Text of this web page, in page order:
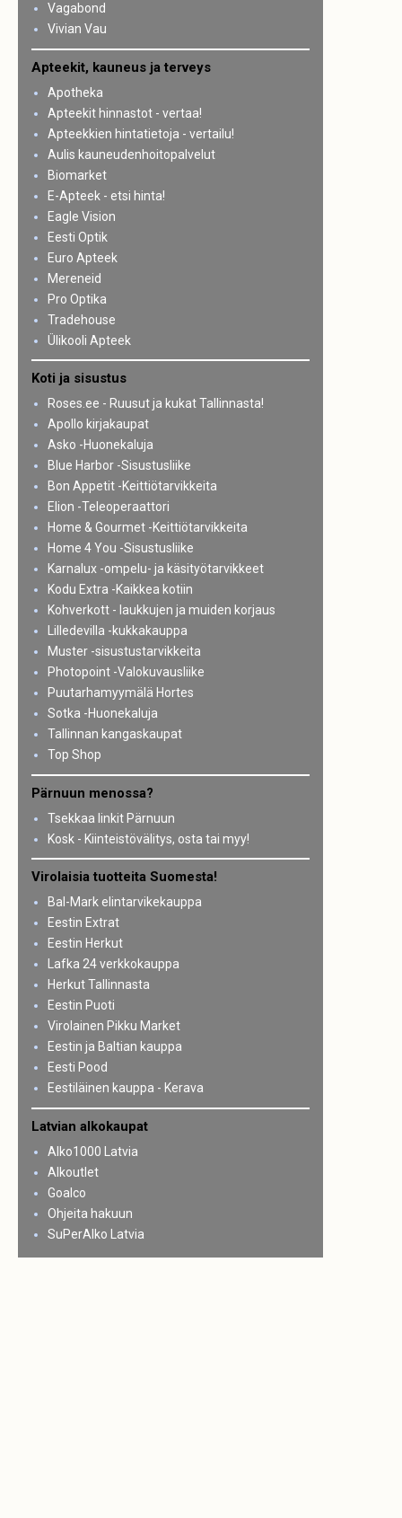
Vagabond
Vivian Vau
Apteekit, kauneus ja terveys
Apotheka
Apteekit hinnastot - vertaa!
Apteekkien hintatietoja - vertailu!
Aulis kauneudenhoitopalvelut
Biomarket
E-Apteek - etsi hinta!
Eagle Vision
Eesti Optik
Euro Apteek
Mereneid
Pro Optika
Tradehouse
Ülikooli Apteek
Koti ja sisustus
Roses.ee - Ruusut ja kukat Tallinnasta!
Apollo kirjakaupat
Asko -Huonekaluja
Blue Harbor -Sisustusliike
Bon Appetit -Keittiötarvikkeita
Elion -Teleoperaattori
Home & Gourmet -Keittiötarvikkeita
Home 4 You -Sisustusliike
Karnalux -ompelu- ja käsityötarvikkeet
Kodu Extra -Kaikkea kotiin
Kohverkott - laukkujen ja muiden korjaus
Lilledevilla -kukkakauppa
Muster -sisustustarvikkeita
Photopoint -Valokuvausliike
Puutarhamyymälä Hortes
Sotka -Huonekaluja
Tallinnan kangaskaupat
Top Shop
Pärnuun menossa?
Tsekkaa linkit Pärnuun
Kosk - Kiinteistövälitys, osta tai myy!
Virolaisia tuotteita Suomesta!
Bal-Mark elintarvikekauppa
Eestin Extrat
Eestin Herkut
Lafka 24 verkkokauppa
Herkut Tallinnasta
Eestin Puoti
Virolainen Pikku Market
Eestin ja Baltian kauppa
Eesti Pood
Eestiläinen kauppa - Kerava
Latvian alkokaupat
Alko1000 Latvia
Alkoutlet
Goalco
Ohjeita hakuun
SuPerAlko Latvia